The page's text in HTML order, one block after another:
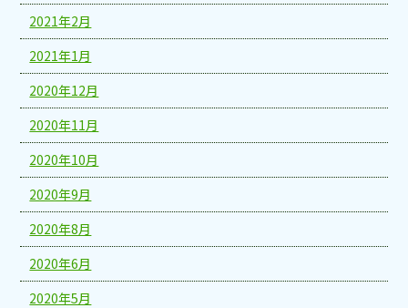
2021年2月
2021年1月
2020年12月
2020年11月
2020年10月
2020年9月
2020年8月
2020年6月
2020年5月